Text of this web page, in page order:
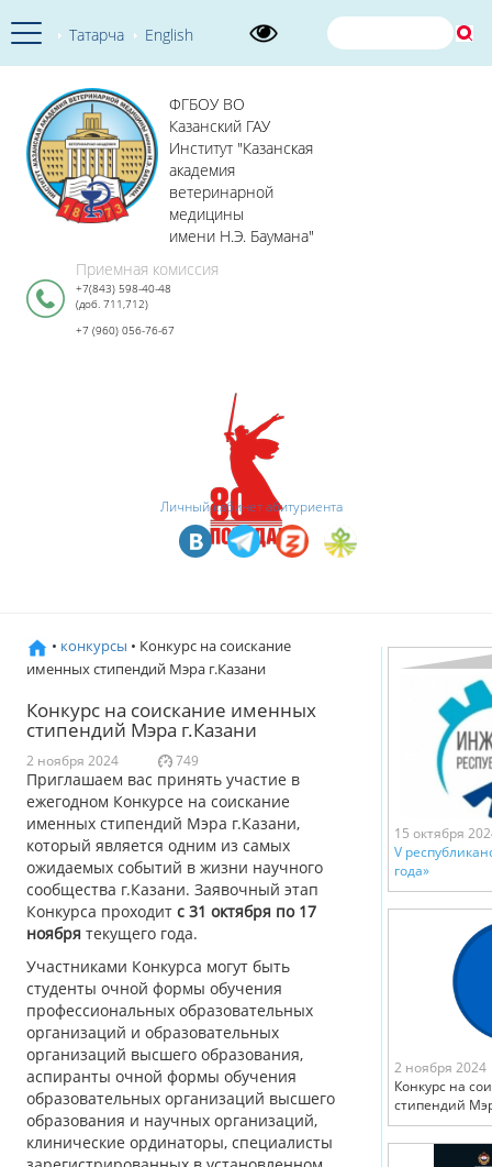
Татарча English
ФГБОУ ВО
Казанский ГАУ
Институт "Казанская
академия
ветеринарной
медицины
имени Н.Э. Баумана"
Приемная комиссия
+7(843) 598-40-48
(доб. 711,712)
+7 (960) 056-76-67
Личный кабинет абитуриента
• конкурсы • Конкурс на соискание
именных стипендий Мэра г.Казани
Конкурс на соискание именных
стипендий Мэра г.Казани
2 ноября 2024 749
Приглашаем вас принять участие в
ежегодном Конкурсе на соискание
именных стипендий Мэра г.Казани,
который является одним из самых
ожидаемых событий в жизни научного
сообщества г.Казани. Заявочный этап
Конкурса проходит с 31 октября по 17
ноября текущего года.
Участниками Конкурса могут быть
студенты очной формы обучения
профессиональных образовательных
организаций и образовательных
организаций высшего образования,
аспиранты очной формы обучения
образовательных организаций высшего
образования и научных организаций,
клинические ординаторы, специалисты
15 октября
V
года»
2 ноября 2024
Конкурс на
стипендий